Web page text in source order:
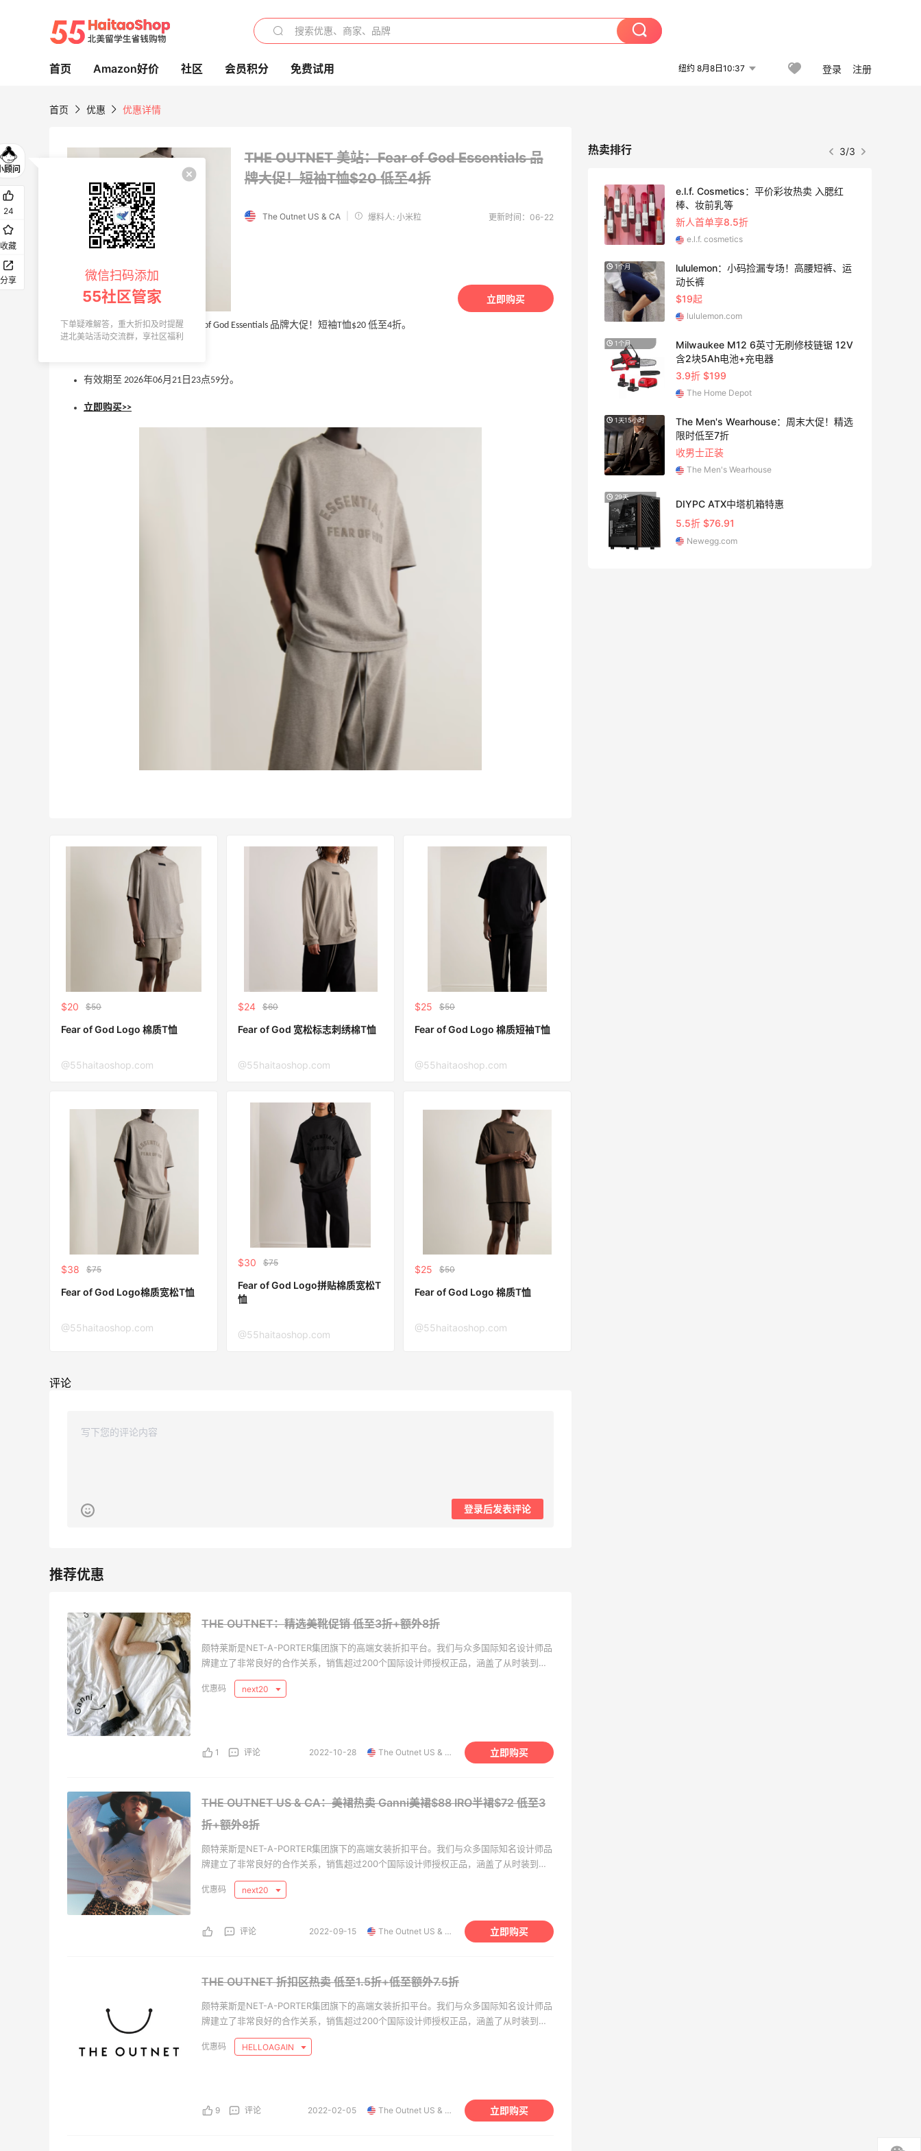
首页 Amazon好价 社区 会员积分 免费试用 纽约 8月8日10:37 登录 注册
首页 优惠 优惠详情
THE OUTNET 美站：Fear of God Essentials 品
牌大促！短袖T恤$20低至4折
The Outnet US & CA 爆料人: 小米粒 更新时间：06-22
立即购买
The Outnet US & CA 现有 Fear of God Essentials 品牌大促！短袖T恤$20 低至4折。
有效期至 2026年06月21日23点59分。
立即购买>>
$20 $50
Fear of God Logo 棉质T恤
@55haitaoshop.com
$24 $60
Fear of God 宽松标志刺绣棉T恤
@55haitaoshop.com
$25 $50
Fear of God Logo 棉质短袖T恤
@55haitaoshop.com
$38 $75
Fear of God Logo棉质宽松T恤
@55haitaoshop.com
$30 $75
Fear of God Logo拼贴棉质宽松T
恤
@55haitaoshop.com
$25 $50
Fear of God Logo 棉质T恤
@55haitaoshop.com
评论
登录后发表评论
THE OUTNET：精选美靴促销低至3折+额外8折
颇特莱斯是NET-A-PORTER集团旗下的高端女装折扣平台。我们与众多国际知名设计师品
牌建立了非常良好的合作关系，销售超过200个国际设计师授权正品，涵盖了从时装到配
饰的各种商品。作为注册用户，您可以享受低至2折的超低惊喜折扣价，轻松选购心仪的
女装。不仅如此，我们每周会有新货上线，让您随时掌握最新时尚信息，即使足不出户，
next20
1 评论 2022-10-28 The Outnet US & CA 立即购买
THE OUTNET US & CA：美裙热卖 Ganni美裙$88 IRO半裙$72低至3
折+额外8折
颇特莱斯是NET-A-PORTER集团旗下的高端女装折扣平台。我们与众多国际知名设计师品
牌建立了非常良好的合作关系，销售超过200个国际设计师授权正品，涵盖了从时装到配
饰的各种商品。作为注册用户，您可以享受低至2折的超低惊喜折扣价，轻松选购心仪的
女装。不仅如此，我们每周会有新货上线，让您随时掌握最新时尚信息，即使足不出户，
物体验添彩加分。无论您是时尚爱好者还是精打细算的购物者，颇特莱斯都是您不容错过
的品牌。
next20
评论 2022-09-15 The Outnet US & CA 立即购买
THE OUTNET 折扣区热卖低至1.5折+低至额外7.5折
颇特莱斯是NET-A-PORTER集团旗下的高端女装折扣平台。我们与众多国际知名设计师品
牌建立了非常良好的合作关系，销售超过200个国际设计师授权正品，涵盖了从时装到配
饰的各种商品。作为注册用户，您可以享受低至2折的超低惊喜折扣价，轻松选购心仪的
女装。不仅如此，我们每周会有新货上线，让您随时掌握最新时尚信息，即使足不出户，
HELLOAGAIN
9 评论 2022-02-05 The Outnet US & CA 立即购买
热卖排行 3/3
限US站！iHerb：全场大促！满$60享8.5
折
满$100享8折
iHerb
Woot：Burberry、Coach等品牌香氛低至
3.6折
$39起
25天17小时
会员7折
Staud 美网：FW26 全新上线 洛杉矶复古
12天
Carter's：清仓区童装热卖，$2.49起
低至3折
Carter's
e.l.f. Cosmetics：平价彩妆热卖 入腮红
棒、妆前乳等
新人首单享8.5折
e.l.f. cosmetics
1个月
lululemon：小码捡漏专场！高腰短裤、运
动长裤
$19起
lululemon.com
1个月
Milwaukee M12 6英寸无刷修枝链锯 12V
含2块5Ah电池+充电器
3.9折 $199
The Home Depot
1天15小时
The Men's Wearhouse：周末大促！精选
限时低至7折
收男士正装
The Men's Wearhouse
29天
DIYPC ATX中塔机箱特惠
5.5折 $76.91
Newegg.com
24
收藏
分享 微信扫码添加
55社区管家
下单疑难解答，重大折扣及时提醒
进北美站活动交流群，享社区福利